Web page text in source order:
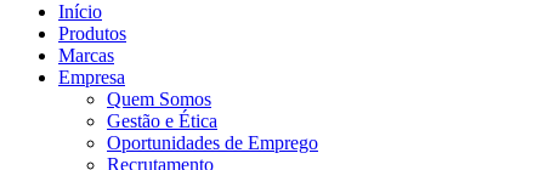
Início
Produtos
Marcas
Empresa
Quem Somos
Gestão e Ética
Oportunidades de Emprego
Recrutamento